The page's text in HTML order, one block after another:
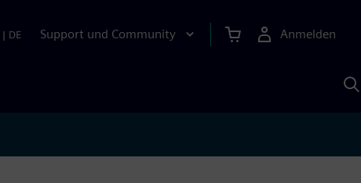
| DE Support und Community Anmelden
KI